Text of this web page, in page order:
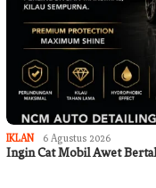
IKLAN 6 Agustus 2026
Ingin Cat Mobil Awet